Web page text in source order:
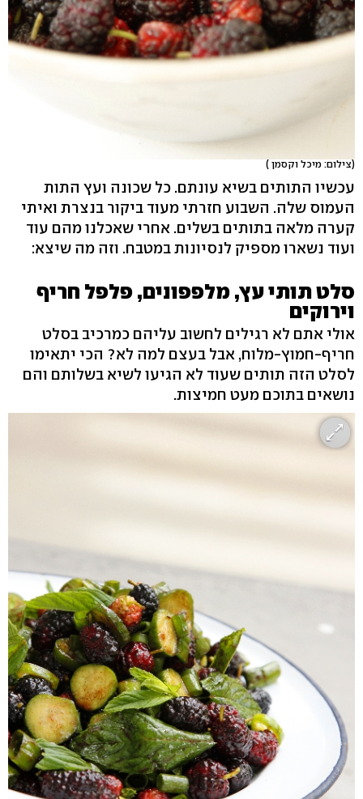
(צילום: מיכל וקסמן )
עכשיו התותים בשיא עונתם. כל שכונה ועץ התות
העמוס שלה. השבוע חזרתי מעוד ביקור בנצרת ואיתי
קערה מלאה בתותים בשלים. אחרי שאכלנו מהם עוד
ועוד נשארו מספיק לנסיונות במטבח. וזה מה שיצא:
סלט תותי עץ, מלפפונים, פלפל חריף
וירוקים
אולי אתם לא רגילים לחשוב עליהם כמרכיב בסלט
חריף-חמוץ-מלוח, אבל בעצם למה לא? הכי יתאימו
לסלט הזה תותים שעוד לא הגיעו לשיא בשלותם והם
נושאים בתוכם מעט חמיצות.